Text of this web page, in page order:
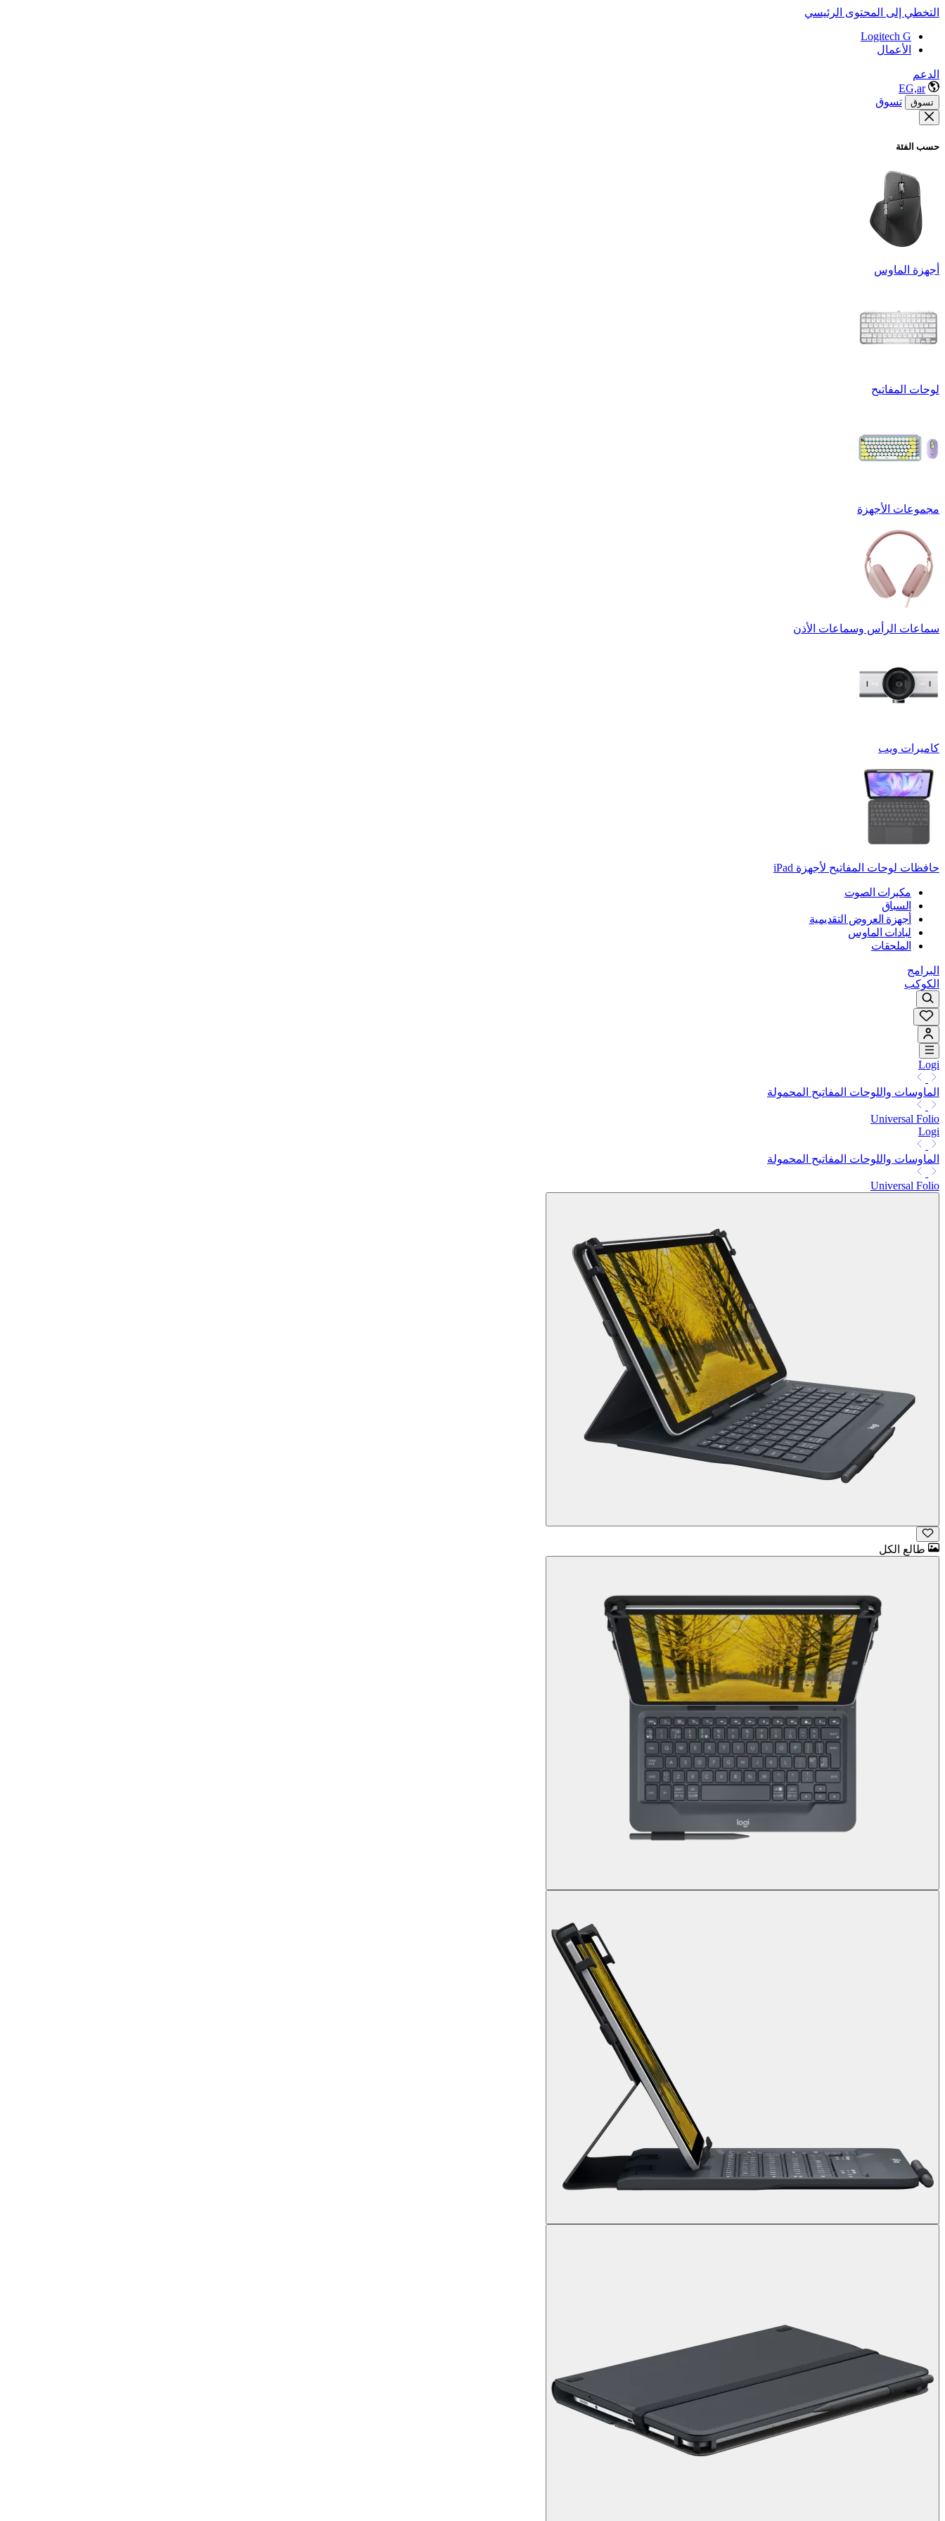
التخطي إلى المحتوى الرئيسي
Logitech G
الأعمال
الدعم
EG,ar
تسوق تسوق
حسب الفئة
أجهزة الماوس
لوحات المفاتيح
مجموعات الأجهزة
سماعات الرأس وسماعات الأذن
كاميرات ويب
حافظات لوحات المفاتيح لأجهزة ‏iPad
مكبرات الصوت
السباق
أجهزة العروض التقديمية
لبادات الماوس
الملحقات
البرامج
الكوكب
Logi
الماوسات واللوحات المفاتيح المحمولة
Universal Folio
Logi
الماوسات واللوحات المفاتيح المحمولة
Universal Folio
طالع الكل